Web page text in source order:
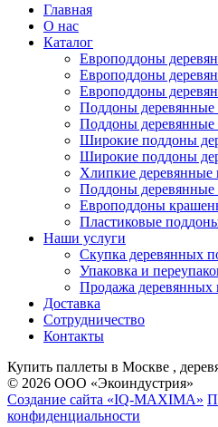
Главная
О нас
Каталог
Европоддоны
Европоддоны
Европоддоны
Поддоны деревянные
Поддоны деревянные
Широкие поддоны
Широкие поддоны
Хлипкие деревянные
Поддоны деревянные
Европоддоны
Пластиковые
Наши услуги
Скупка деревянных
Упаковка и
Продажа деревянных
Доставка
Сотрудничество
Контакты
Купить паллеты в Москве ,
© 2026 ООО «Экоиндустрия»
Создание сайта «IQ-MAXIMA»
конфиденциальности